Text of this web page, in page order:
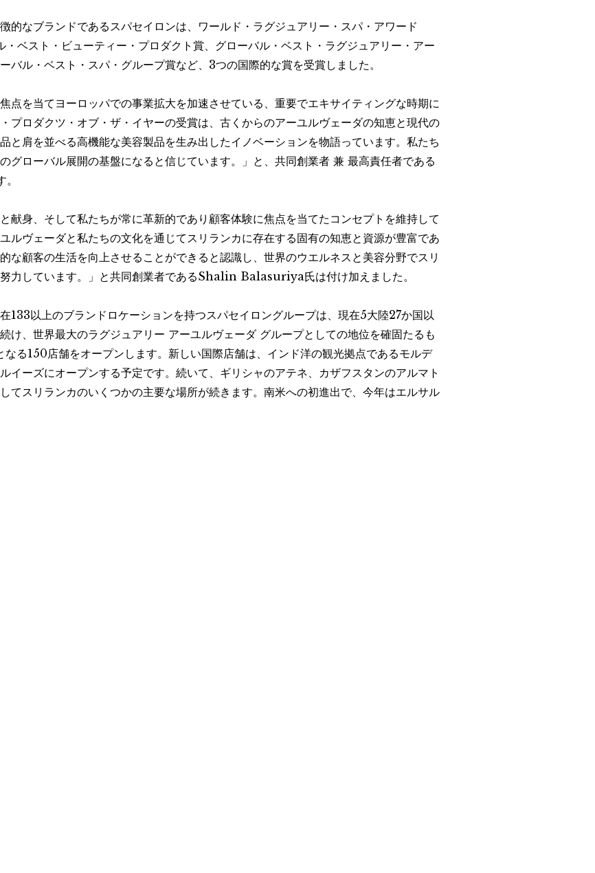
的なブランドであるスパセイロンは、ワールド・ラグジュアリー・スパ・アワード
ベスト・ビューティー・プロダクト賞、グローバル・ベスト・ラグジュアリー・アー
バル・ベスト・スパ・グループ賞など、3つの国際的な賞を受賞しました。
点を当てヨーロッパでの事業拡大を加速させている、重要でエキサイティングな時期に
プロダクツ・オブ・ザ・イヤーの受賞は、古くからのアーユルヴェーダの知恵と現代の
と肩を並べる高機能な美容製品を生み出したイノベーションを物語っています。私たち
グローバル展開の基盤になると信じています。」と、共同創業者 兼 最高責任者である
献身、そして私たちが常に革新的であり顧客体験に焦点を当てたコンセプトを維持して
ルヴェーダと私たちの文化を通じてスリランカに存在する固有の知恵と資源が豊富であ
な顧客の生活を向上させることができると認識し、世界のウエルネスと美容分野でスリ
力しています。」と共同創業者であるShalin Balasuriya氏は付け加えました。
133以上のブランドロケーションを持つスパセイロングループは、現在5大陸27か国以
け、世界最大のラグジュアリー アーユルヴェーダ グループとしての地位を確固たるも
る150店舗をオープンします。新しい国際店舗は、インド洋の観光拠点であるモルデ
イーズにオープンする予定です。続いて、ギリシャのアテネ、カザフスタンのアルマト
てスリランカのいくつかの主要な場所が続きます。南米への初進出で、今年はエルサル